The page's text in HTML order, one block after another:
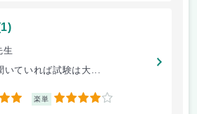
生
いていれば試験は大...
楽単 4